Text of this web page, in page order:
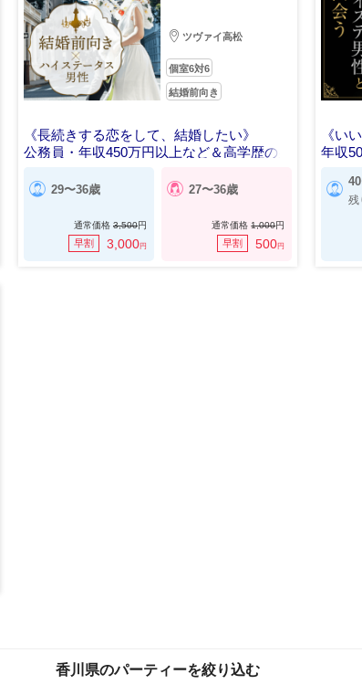
ツヴァイ高松
個室6対6
結婚前向き
《長続きする恋をして、結婚したい》
公務員・年収450万円以上など＆高学歴の男
29〜36歳
通常価格 3,500円
早割 3,000円
27〜36歳
通常価格1,000円
早割 500円
《い
年収
残
香川県のパーティーを絞り込む